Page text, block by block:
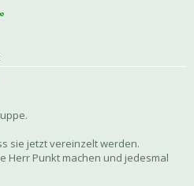
sie jetzt vereinzelt werden.
Herr Punkt machen und jedesmal